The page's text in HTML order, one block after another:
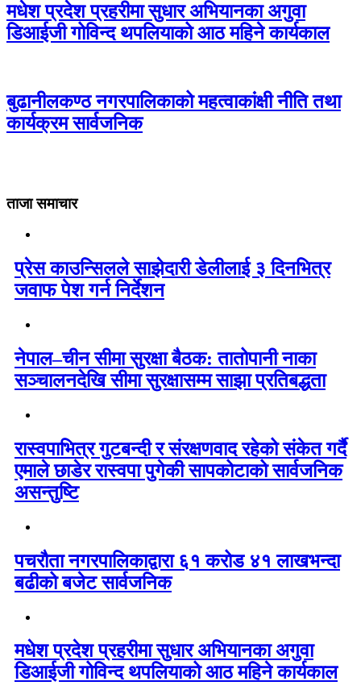
मधेश प्रदेश प्रहरीमा सुधार अभियानका अगुवा
डिआईजी गोविन्द थपलियाको आठ महिने कार्यकाल
बुढानीलकण्ठ नगरपालिकाको महत्वाकांक्षी नीति तथा
कार्यक्रम सार्वजनिक
ताजा समाचार
प्रेस काउन्सिलले साझेदारी डेलीलाई ३ दिनभित्र
जवाफ पेश गर्न निर्देशन
नेपाल–चीन सीमा सुरक्षा बैठक: तातोपानी नाका
सञ्चालनदेखि सीमा सुरक्षासम्म साझा प्रतिबद्धता
रास्वपाभित्र गुटबन्दी र संरक्षणवाद रहेको संकेत गर्दै
एमाले छाडेर रास्वपा पुगेकी सापकोटाको सार्वजनिक
असन्तुष्टि
पचरौता नगरपालिकाद्वारा ६१ करोड ४१ लाखभन्दा
बढीको बजेट सार्वजनिक
मधेश प्रदेश प्रहरीमा सुधार अभियानका अगुवा
डिआईजी गोविन्द थपलियाको आठ महिने कार्यकाल